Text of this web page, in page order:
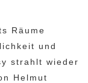
Räume
und
strahlt wieder
Helmut